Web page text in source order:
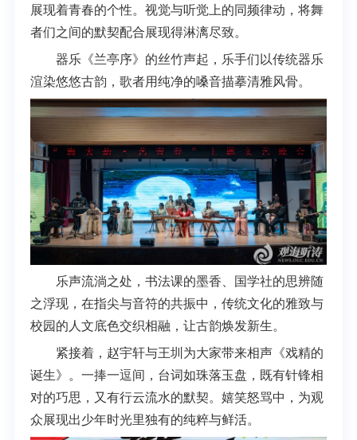
展现着青春的个性。视觉与听觉上的同频律动，将舞
者们之间的默契配合展现得淋漓尽致。
器乐《兰亭序》的丝竹声起，乐手们以传统器乐
渲染悠悠古韵，歌者用纯净的嗓音描摹清雅风骨。
乐声流淌之处，书法课的墨香、国学社的思辨随
之浮现，在指尖与音符的共振中，传统文化的雅致与
校园的人文底色交织相融，让古韵焕发新生。
紧接着，赵宇轩与王圳为大家带来相声《戏精的
诞生》。一捧一逗间，台词如珠落玉盘，既有针锋相
对的巧思，又有行云流水的默契。嬉笑怒骂中，为观
众展现出少年时光里独有的纯粹与鲜活。